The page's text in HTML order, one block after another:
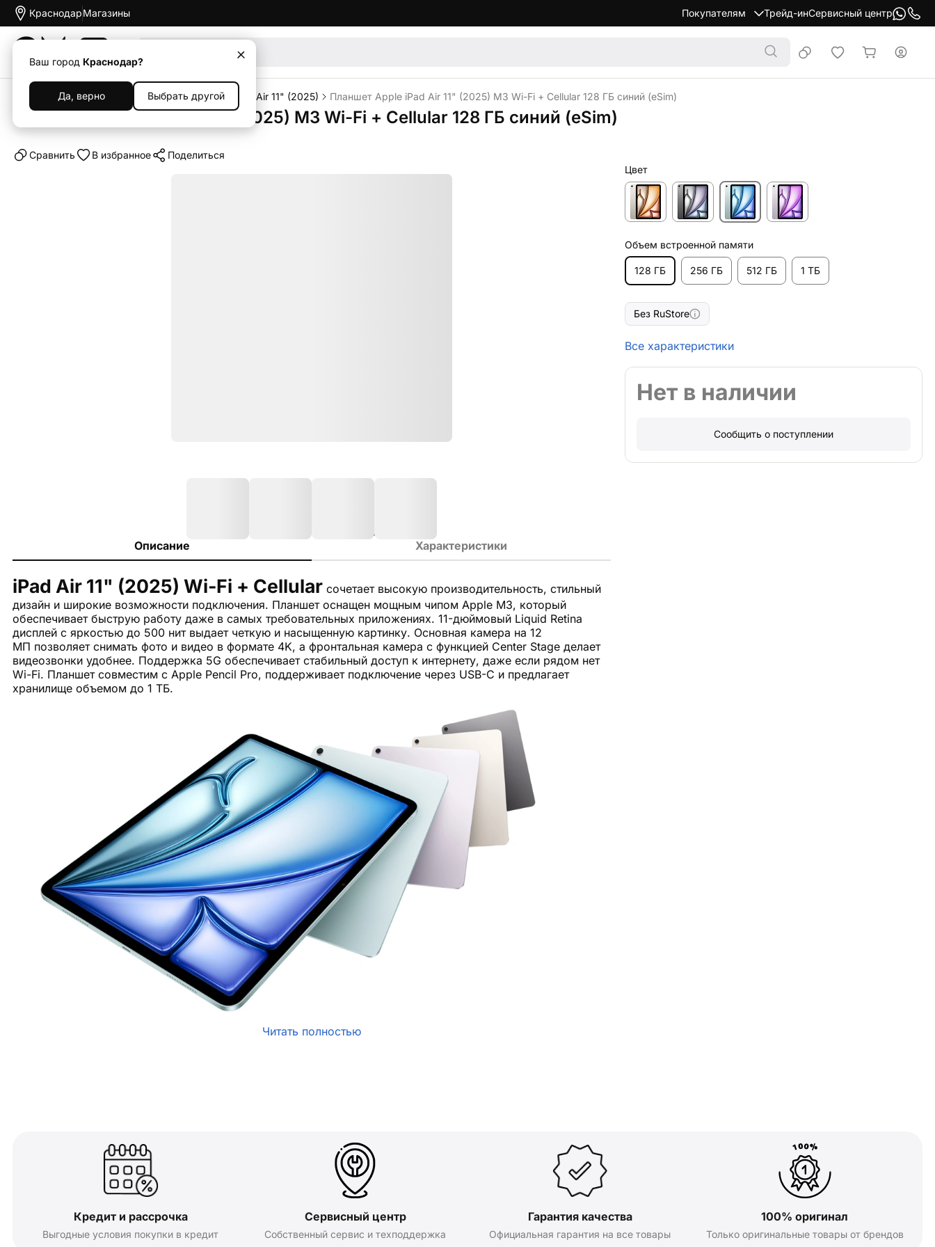
Краснодар
Ваш город Краснодар?
Да, верно Выбрать другой
Магазины Покупателям Трейд-инСервисный центр
Каталог Планшеты iPad Apple iPad Air 11" (2025) Планшет Apple iPad Air 11" (2025) M3 Wi-Fi + Cellular 128 ГБ синий (eSim)
Планшет Apple iPad Air 11" (2025) M3 Wi-Fi + Cellular 128 ГБ синий (eSim)
Cравнить В избранное Поделиться
Описание Характеристики
iPad Air 11" (2025) Wi-Fi + Cellular сочетает высокую производительность, стильный
дизайн и широкие возможности подключения. Планшет оснащен мощным чипом Apple M3, который
обеспечивает быструю работу даже в самых требовательных приложениях. 11-дюймовый Liquid Retina
дисплей с яркостью до 500 нит выдает четкую и насыщенную картинку. Основная камера на 12
МП позволяет снимать фото и видео в формате 4K, а фронтальная камера с функцией Center Stage делает
видеозвонки удобнее. Поддержка 5G обеспечивает стабильный доступ к интернету, даже если рядом нет
Wi-Fi. Планшет совместим с Apple Pencil Pro, поддерживает подключение через USB-C и предлагает
хранилище объемом до 1 ТБ.
Читать полностью
Цвет
Объем встроенной памяти
128 ГБ 256 ГБ 512 ГБ 1 ТБ
Без RuStore
Все характеристики
Нет в наличии
Сообщить о поступлении
Кредит и рассрочка
Выгодные условия покупки в кредит
Сервисный центр
Собственный сервис и техподдержка
Гарантия качества
Официальная гарантия на все товары
100% оригинал
Только оригинальные товары от брендов